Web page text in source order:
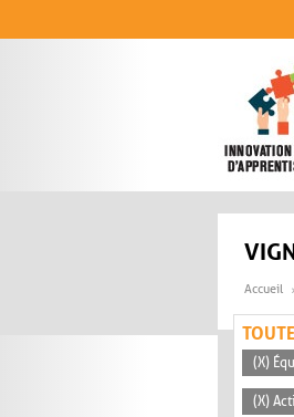
Accueil
(X)
(X)